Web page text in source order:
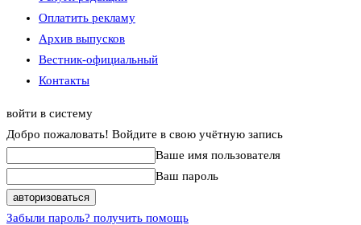
Оплатить рекламу
Архив выпусков
Вестник-официальный
Контакты
войти в систему
Добро пожаловать! Войдите в свою учётную запись
Ваше имя пользователя
Ваш пароль
Забыли пароль? получить помощь